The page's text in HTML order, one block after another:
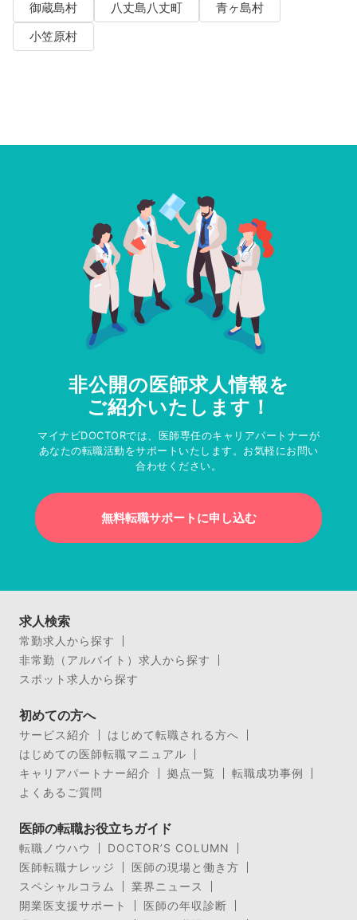
御蔵島村
八丈島八丈町
青ヶ島村
小笠原村
非公開の医師求人情報を
ご紹介いたします！
マイナビDOCTORでは、医師専任のキャリアパートナーが
あなたの転職活動をサポートいたします。お気軽にお問い
合わせください。
無料転職サポートに申し込む
求人検索
常勤求人から探す
非常勤（アルバイト）求人から探す
スポット求人から探す
初めての方へ
サービス紹介
はじめて転職される方へ
はじめての医師転職マニュアル
キャリアパートナー紹介
拠点一覧
転職成功事例
よくあるご質問
医師の転職お役立ちガイド
転職ノウハウ
DOCTOR’S COLUMN
医師転職ナレッジ
医師の現場と働き方
スペシャルコラム
業界ニュース
開業医支援サポート
医師の年収診断